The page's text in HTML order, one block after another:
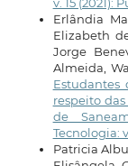
v. 15 (2021):
Erlândia
Elizabeth
Jorge
Almeida,
Estudantes
respeito
de
Tecnologia:
Patricia